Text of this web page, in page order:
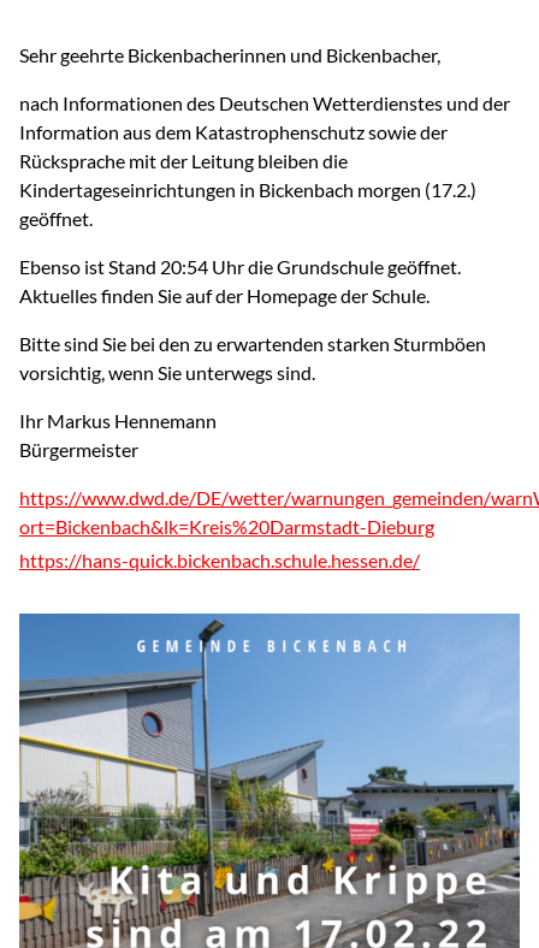
Sehr geehrte Bickenbacherinnen und Bickenbacher,
nach Informationen des Deutschen Wetterdienstes und der
Information aus dem Katastrophenschutz sowie der
Rücksprache mit der Leitung bleiben die
Kindertageseinrichtungen in Bickenbach morgen (17.2.)
geöffnet.
Ebenso ist Stand 20:54 Uhr die Grundschule geöffnet.
Aktuelles finden Sie auf der Homepage der Schule.
Bitte sind Sie bei den zu erwartenden starken Sturmböen
vorsichtig, wenn Sie unterwegs sind.
Ihr Markus Hennemann
Bürgermeister
https://www.dwd.de/DE/wetter/warnungen_gemeinden/
ort=Bickenbach&lk=Kreis%20Darmstadt-Dieburg
https://hans-quick.bickenbach.schule.hessen.de/